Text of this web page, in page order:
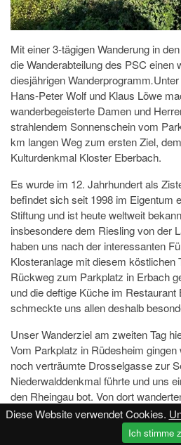
Mit einer 3-tägigen Wanderung in
die Wanderabteilung des PSC einen
diesjährigen Wanderprogramm.
Hans-Peter Wolf und Klaus Löwe
wanderbegeisterte Damen und
strahlendem Sonnenschein vom
km langen Weg zum ersten Ziel,
Kulturdenkmal Kloster Eberbach.
Es wurde im 12. Jahrhundert als
befindet sich seit 1998 im Eigentum
Stiftung und ist heute weltweit
insbesondere dem Riesling von der
haben uns nach der interessanten
Klosteranlage mit diesem köstlichen
Rückweg zum Parkplatz in Erbach
und die deftige Küche im Restaurant
schmeckte uns allen deshalb
Unser Wanderziel am zweiten Tag
Vom Parkplatz in Rüdesheim
noch verträumte Drosselgasse zur
Niederwalddenkmal führte und uns
den Rheingau bot. Von dort
Rheinsteig zum Schloss
ältesten und edelsten Rebsorten der
Diese Website verwendet Cookies.
Ich stimme